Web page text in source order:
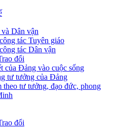
Dân vận
tác Tuyên giáo
tác Dân vận
đổi
của Đảng vào cuộc sống
tư tưởng của Đảng
theo tư tưởng, đạo đức, phong
đổi